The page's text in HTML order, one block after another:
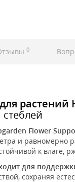
0
растений
Flower
и равномерно
к влаге,
для
сохраняя